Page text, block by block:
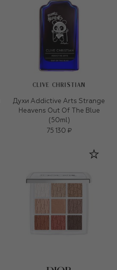
CLIVE CHRISTIAN
Духи Addictive Arts Strange
Heavens Out Of The Blue
(50ml)
75 130 ₽